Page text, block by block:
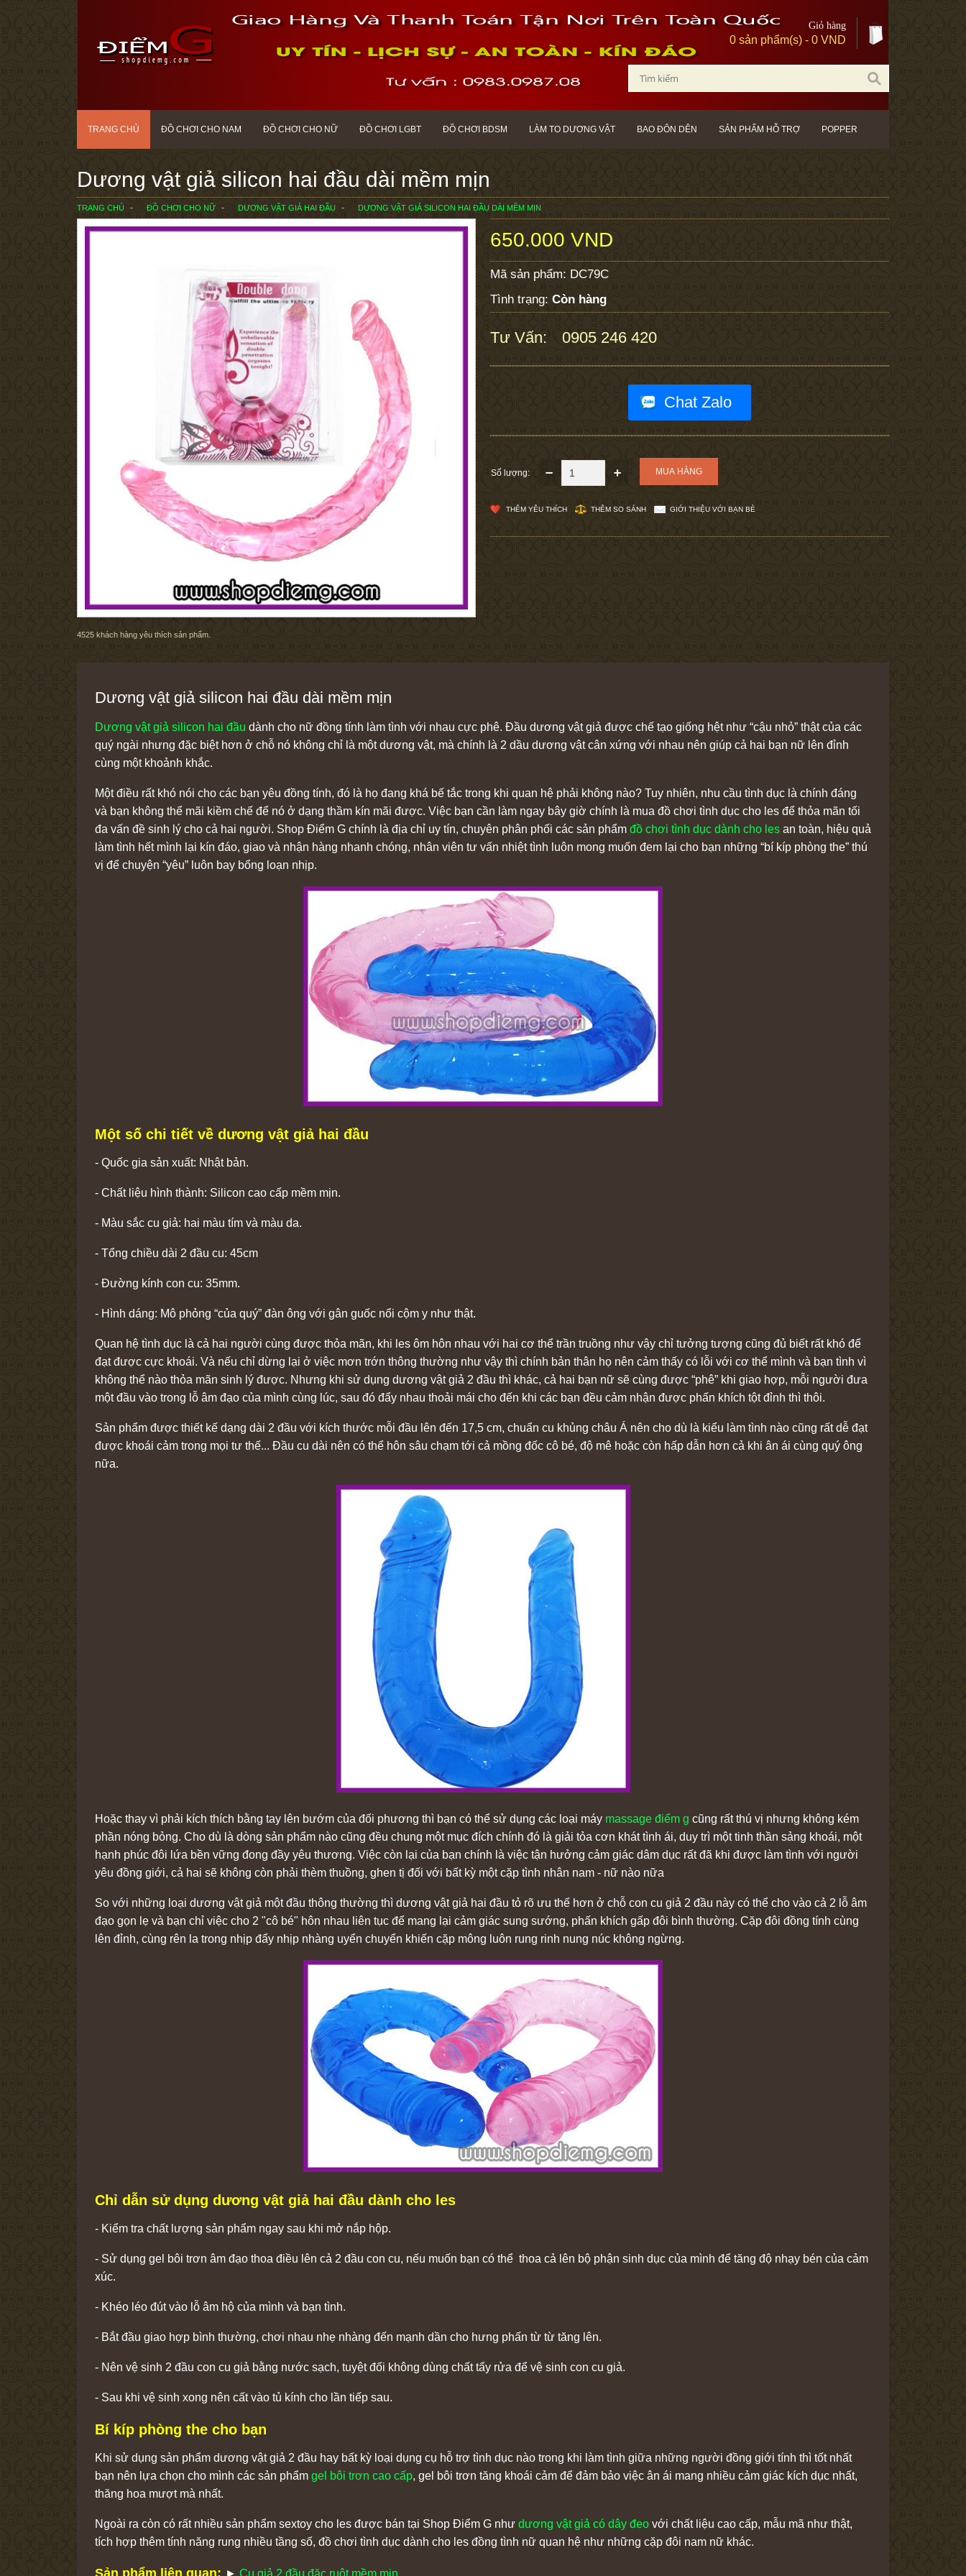
Giỏ hàng
0 sản phẩm(s) - 0 VND
TRANG CHỦ ĐỒ CHƠI CHO NAM ĐỒ CHƠI CHO NỮ ĐỒ CHƠI LGBT ĐỒ CHƠI BDSM LÀM TO DƯƠNG VẬT BAO ĐÔN DÊN SẢN PHẨM HỖ TRỢ POPPER
Dương vật giả silicon hai đầu dài mềm mịn
TRANG CHỦ ĐỒ CHƠI CHO NỮ DƯƠNG VẬT GIẢ HAI ĐẦU DƯƠNG VẬT GIẢ SILICON HAI ĐẦU DÀI MỀM MỊN
4525 khách hàng yêu thích sản phẩm.
650.000 VND
Mã sản phẩm: DC79C
Tình trạng: Còn hàng
Tư Vấn: 0905 246 420
Chat Zalo
Số lượng:
THÊM YÊU THÍCH THÊM SO SÁNH GIỚI THIỆU VỚI BẠN BÈ
Dương vật giả silicon hai đầu dài mềm mịn
Dương vật giả silicon hai đầu dành cho nữ đồng tính làm tình với nhau cực phê. Đầu dương vật giả được chế tạo giống hệt như “cậu nhỏ” thật của các
quý ngài nhưng đặc biệt hơn ở chỗ nó không chỉ là một dương vật, mà chính là 2 dầu dương vật cân xứng với nhau nên giúp cả hai bạn nữ lên đỉnh
cùng một khoảnh khắc.
Một điều rất khó nói cho các bạn yêu đồng tính, đó là họ đang khá bế tắc trong khi quan hệ phải không nào? Tuy nhiên, nhu cầu tình dục là chính đáng
và bạn không thể mãi kiềm chế để nó ở dạng thầm kín mãi được. Việc bạn cần làm ngay bây giờ chính là mua đồ chơi tình dục cho les để thỏa mãn tối
đa vấn đề sinh lý cho cả hai người. Shop Điểm G chính là địa chỉ uy tín, chuyên phân phối các sản phẩm đồ chơi tình dục dành cho les an toàn, hiệu quả
làm tình hết mình lại kín đáo, giao và nhận hàng nhanh chóng, nhân viên tư vấn nhiệt tình luôn mong muốn đem lại cho bạn những “bí kíp phòng the” thú
vị để chuyện “yêu” luôn bay bổng loạn nhịp.
Một số chi tiết về dương vật giả hai đầu
- Quốc gia sản xuất: Nhật bản.
- Chất liệu hình thành: Silicon cao cấp mềm mịn.
- Màu sắc cu giả: hai màu tím và màu da.
- Tổng chiều dài 2 đầu cu: 45cm
- Đường kính con cu: 35mm.
- Hình dáng: Mô phỏng “của quý” đàn ông với gân guốc nổi cộm y như thật.
Quan hệ tình dục là cả hai người cùng được thỏa mãn, khi les ôm hôn nhau với hai cơ thể trần truồng như vậy chỉ tưởng tượng cũng đủ biết rất khó để
đạt được cực khoái. Và nếu chỉ dừng lại ở việc mơn trớn thông thường như vậy thì chính bản thân họ nên cảm thấy có lỗi với cơ thể mình và bạn tình vì
không thể nào thỏa mãn sinh lý được. Nhưng khi sử dụng dương vật giả 2 đầu thì khác, cả hai bạn nữ sẽ cùng được “phê” khi giao hợp, mỗi người đưa
một đầu vào trong lỗ âm đạo của mình cùng lúc, sau đó đẩy nhau thoải mái cho đến khi các bạn đều cảm nhận được phấn khích tột đỉnh thì thôi.
Sản phẩm được thiết kế dạng dài 2 đầu với kích thước mỗi đầu lên đến 17,5 cm, chuẩn cu khủng châu Á nên cho dù là kiểu làm tình nào cũng rất dễ đạt
được khoái cảm trong mọi tư thế... Đầu cu dài nên có thể hôn sâu chạm tới cả mồng đốc cô bé, độ mê hoặc còn hấp dẫn hơn cả khi ân ái cùng quý ông
nữa.
Hoặc thay vì phải kích thích bằng tay lên bướm của đối phương thì bạn có thể sử dụng các loại máy massage điểm g cũng rất thú vị nhưng không kém
phần nóng bỏng. Cho dù là dòng sản phẩm nào cũng đều chung một mục đích chính đó là giải tỏa cơn khát tình ái, duy trì một tinh thần sảng khoái, một
hạnh phúc đôi lứa bền vững đong đầy yêu thương. Việc còn lại của bạn chính là việc tận hưởng cảm giác dâm dục rất đã khi được làm tình với người
yêu đồng giới, cả hai sẽ không còn phải thèm thuồng, ghen tị đối với bất kỳ một cặp tình nhân nam - nữ nào nữa
So với những loại dương vật giả một đầu thông thường thì dương vật giả hai đầu tỏ rõ ưu thế hơn ở chỗ con cu giả 2 đầu này có thể cho vào cả 2 lỗ âm
đạo gọn lẹ và bạn chỉ việc cho 2 "cô bé" hôn nhau liên tục để mang lại cảm giác sung sướng, phấn khích gấp đôi bình thường. Cặp đôi đồng tính cùng
lên đỉnh, cùng rên la trong nhịp đẩy nhịp nhàng uyển chuyển khiến cặp mông luôn rung rinh nung núc không ngừng.
Chỉ dẫn sử dụng dương vật giả hai đầu dành cho les
- Kiểm tra chất lượng sản phẩm ngay sau khi mở nắp hộp.
- Sử dụng gel bôi trơn âm đạo thoa điều lên cả 2 đầu con cu, nếu muốn bạn có thể thoa cả lên bộ phận sinh dục của mình để tăng độ nhạy bén của cảm
xúc.
- Khéo léo đút vào lỗ âm hộ của mình và bạn tình.
- Bắt đầu giao hợp bình thường, chơi nhau nhẹ nhàng đến mạnh dần cho hưng phấn từ từ tăng lên.
- Nên vệ sinh 2 đầu con cu giả bằng nước sạch, tuyệt đối không dùng chất tẩy rửa để vệ sinh con cu giả.
- Sau khi vệ sinh xong nên cất vào tủ kính cho lần tiếp sau.
Bí kíp phòng the cho bạn
Khi sử dụng sản phẩm dương vật giả 2 đầu hay bất kỳ loại dụng cụ hỗ trợ tình dục nào trong khi làm tình giữa những người đồng giới tính thì tốt nhất
bạn nên lựa chọn cho mình các sản phẩm gel bôi trơn cao cấp, gel bôi trơn tăng khoái cảm để đảm bảo việc ân ái mang nhiều cảm giác kích dục nhất,
thăng hoa mượt mà nhất.
Ngoài ra còn có rất nhiều sản phẩm sextoy cho les được bán tại Shop Điểm G như dương vật giả có dây đeo với chất liệu cao cấp, mẫu mã như thật,
tích hợp thêm tính năng rung nhiều tầng số, đồ chơi tình dục dành cho les đồng tình nữ quan hệ như những cặp đôi nam nữ khác.
Sản phẩm liên quan: ► Cu giả 2 đầu đặc ruột mềm mịn